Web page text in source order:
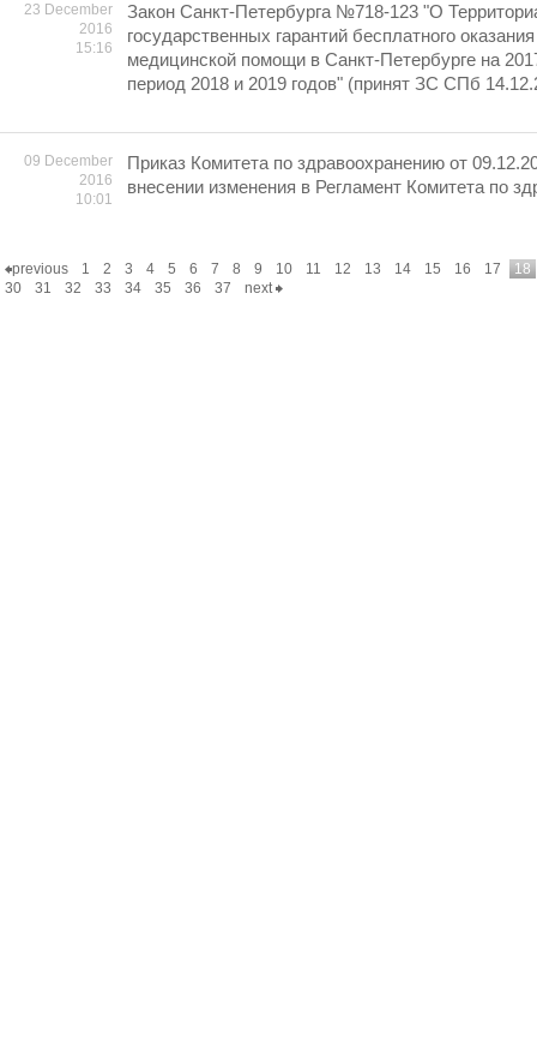
23 December
2016
15:16
Закон Санкт-Петербурга №718-123 "О
государственных гарантий бесплатного
медицинской помощи в Санкт-Петербурге на
период 2018 и 2019 годов" (принят ЗС СПб
09 December
2016
10:01
Приказ Комитета по здравоохранению от
внесении изменения в Регламент Комитета по
previous 1 2 3 4 5 6 7 8 9 10 11 12 13 14 15 16 17
18
30
31 32 33 34 35 36 37 next